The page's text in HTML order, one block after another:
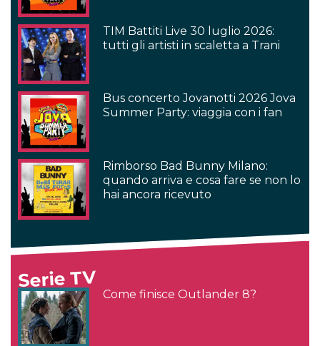
TIM Battiti Live 30 luglio 2026:
tutti gli artisti in scaletta a Trani
Bus concerto Jovanotti 2026 Jova
Summer Party: viaggia con i fan
Rimborso Bad Bunny Milano:
quando arriva e cosa fare se non lo
hai ancora ricevuto
Serie TV
Come finisce Outlander 8?